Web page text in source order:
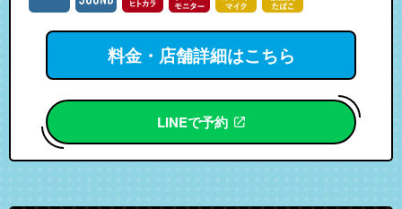
料金・店舗詳細はこちら
LINEで予約